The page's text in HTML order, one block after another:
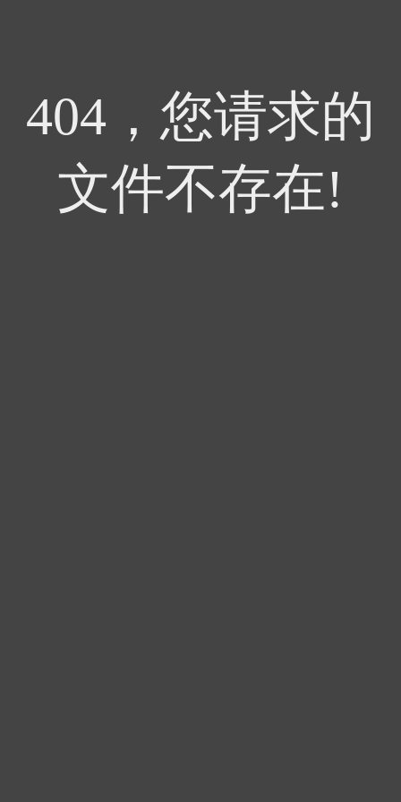
404，您请求的
文件不存在!